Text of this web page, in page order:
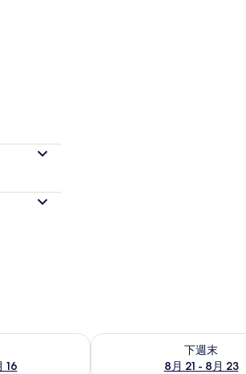
16
16) 的供應情況
下週末
8月 21 - 8月 23
查看下週末 (8月 21 - 8月